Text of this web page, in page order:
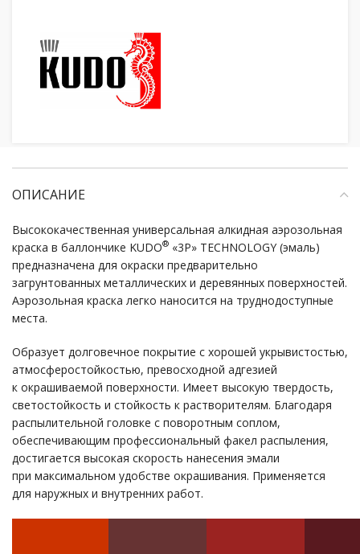
ОПИСАНИЕ
Высококачественная универсальная алкидная аэрозольная
краска в баллончике KUDO® «3P» TECHNOLOGY (эмаль)
предназначена для окраски предварительно
загрунтованных металлических и деревянных поверхностей.
Аэрозольная краска легко наносится на труднодоступные
места.
Образует долговечное покрытие с хорошей укрывистостью,
атмосферостойкостью, превосходной адгезией
к окрашиваемой поверхности. Имеет высокую твердость,
светостойкость и стойкость к растворителям. Благодаря
распылительной головке с поворотным соплом,
обеспечивающим профессиональный факел распыления,
достигается высокая скорость нанесения эмали
при максимальном удобстве окрашивания. Применяется
для наружных и внутренних работ.